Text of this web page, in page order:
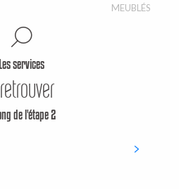
MEUBLÉS
services
de l'étape 2: Toilettes